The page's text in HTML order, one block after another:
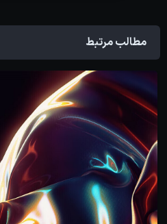
مطالب مرتبط